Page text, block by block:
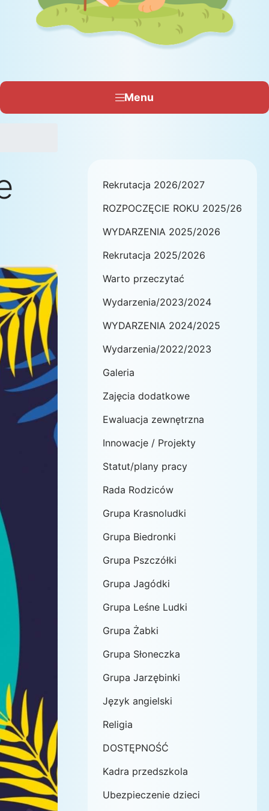
Menu
Rekrutacja 2026/2027
ROZPOCZĘCIE ROKU 2025/26
WYDARZENIA 2025/2026
Rekrutacja 2025/2026
Warto przeczytać
Wydarzenia/2023/2024
WYDARZENIA 2024/2025
Wydarzenia/2022/2023
Galeria
Zajęcia dodatkowe
Ewaluacja zewnętrzna
Innowacje / Projekty
Statut/plany pracy
Rada Rodziców
Grupa Krasnoludki
Grupa Biedronki
Grupa Pszczółki
Grupa Jagódki
Grupa Leśne Ludki
Grupa Żabki
Grupa Słoneczka
Grupa Jarzębinki
Język angielski
Religia
DOSTĘPNOŚĆ
Kadra przedszkola
Ubezpieczenie dzieci